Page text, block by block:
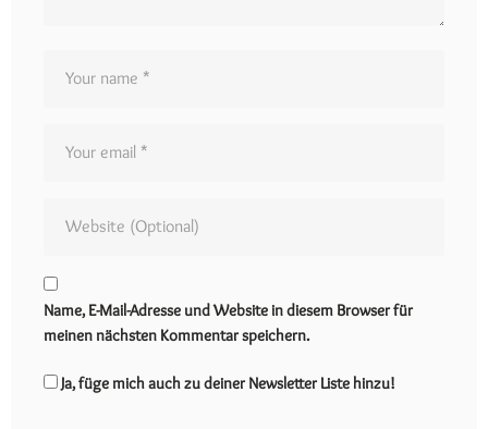
Name, E-Mail-Adresse und Website in diesem Browser für
meinen nächsten Kommentar speichern.
Ja, füge mich auch zu deiner Newsletter Liste hinzu!